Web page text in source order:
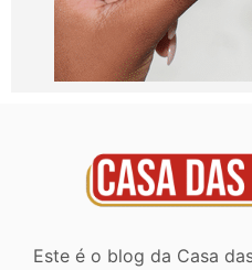
Este é o blog da Casa